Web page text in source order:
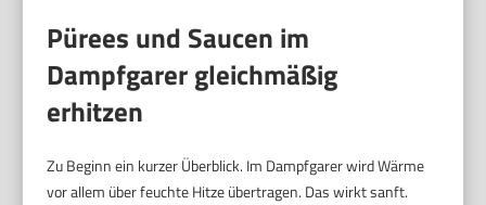
Pürees und Saucen im
Dampfgarer gleichmäßig
erhitzen
Zu Beginn ein kurzer Überblick. Im Dampfgarer wird Wärme
vor allem über feuchte Hitze übertragen. Das wirkt sanft.